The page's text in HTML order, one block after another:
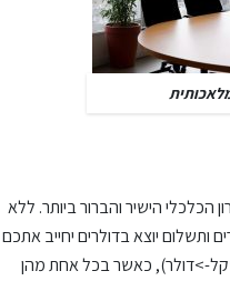
הישיר והברור ביותר. ללא
יוצא בדולרים יחייב אתכם
>דולר), כאשר בכל אחת מהן